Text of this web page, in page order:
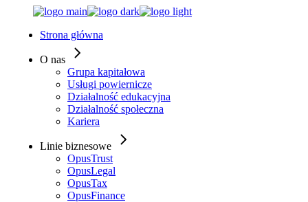
Strona główna
O nas
Grupa kapitałowa
Usługi powiernicze
Działalność edukacyjna
Działalność społeczna
Kariera
Linie biznesowe
OpusTrust
OpusLegal
OpusTax
OpusFinance